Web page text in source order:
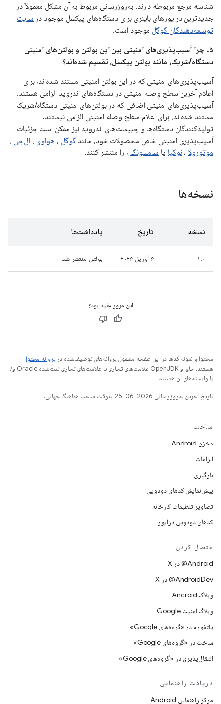
شناسه مرجع مربوطه دارند. به‌روزرسانی مربوط به آن مشکل معمولاً در
جدیدترین درایورهای باینری برای دستگاه‌های پیکسل موجود در سایت
توسعه‌دهندگان گوگل موجود است.
۵. چرا آسیب‌پذیری‌های امنیتی بین این بولتن و بولتن‌های امنیتی
دستگاه/شریک، مانند بولتن پیکسل، تقسیم شده‌اند؟
آسیب‌پذیری‌های امنیتی که در این بولتن امنیتی مستند شده‌اند، برای
اعلام آخرین سطح وصله امنیتی در دستگاه‌های اندروید الزامی هستند.
آسیب‌پذیری‌های امنیتی اضافی که در بولتن‌های امنیتی دستگاه/شریک
مستند شده‌اند، برای اعلام سطح وصله امنیتی الزامی نیستند.
تولیدکنندگان دستگاه‌ها و چیپست‌های اندروید نیز ممکن است جزئیات
آسیب‌پذیری امنیتی خاص محصولات خود، مانند گوگل ، هواوی ، ال‌جی ،
موتورولا ، نوکیا یا سامسونگ ، را منتشر کنند.
نسخه‌ها
نسخه تاریخ یادداشت‌ها
۱.۰ ۶ آوریل ۲۰۲۶ بولتن منتشر شد
این مرور مفید بود؟
محتوا و نمونه کدها در این صفحه مشمول پروانه‌های توصیف‌شده در پروانه محتوا
هستند. جاوا و OpenJDK علامت‌های تجاری یا علامت‌های تجاری ثبت‌شده Oracle و/
یا وابسته‌های آن هستند.
تاریخ آخرین به‌روزرسانی 2026-06-25 به‌وقت ساعت هماهنگ جهانی.
ساخت
مخزن Android
الزامات
بارگیری
پیش‌نمایش کدهای دودویی
تصاویر تنظیمات کارخانه
کدهای دودویی درایور
متصل کردن
‫‎@Android در X
‫‎@AndroidDev در X
وبلاگ Android
وبلاگ امنیت Google
پلتفورم در «گروه‌های Google»
ساخت در «گروه‌های Google»
انتقال‌پذیری در «گروه‌های Google»
دریافت راهنمایی
مرکز راهنمایی Android